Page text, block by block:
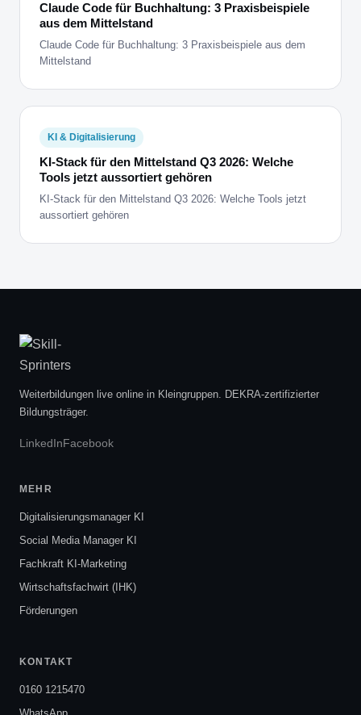
Claude Code für Buchhaltung: 3 Praxisbeispiele
aus dem Mittelstand
Claude Code für Buchhaltung: 3 Praxisbeispiele aus dem
Mittelstand
KI & Digitalisierung
KI-Stack für den Mittelstand Q3 2026: Welche
Tools jetzt aussortiert gehören
KI-Stack für den Mittelstand Q3 2026: Welche Tools jetzt
aussortiert gehören
Weiterbildungen live online in Kleingruppen. DEKRA-zertifizierter
Bildungsträger.
LinkedInFacebook
MEHR
Digitalisierungsmanager KI
Social Media Manager KI
Fachkraft KI-Marketing
Wirtschaftsfachwirt (IHK)
Förderungen
KONTAKT
0160 1215470